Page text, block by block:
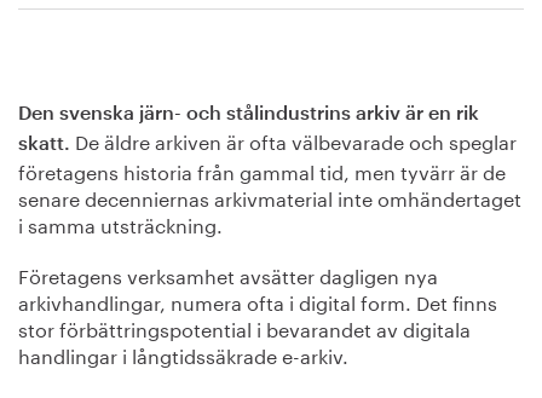
Den svenska järn- och stålindustrins arkiv är en rik
skatt. De äldre arkiven är ofta välbevarade och speglar
företagens historia från gammal tid, men tyvärr är de
senare decenniernas arkivmaterial inte omhändertaget
i samma utsträckning.
Företagens verksamhet avsätter dagligen nya
arkivhandlingar, numera ofta i digital form. Det finns
stor förbättringspotential i bevarandet av digitala
handlingar i långtidssäkrade e-arkiv.